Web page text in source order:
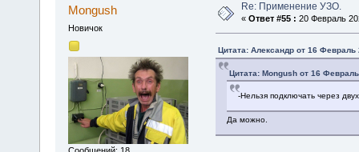
Mongush
Новичок
Re: Применение УЗО.
« Ответ #55 : 20 Февраль
Цитата: Алексaндр от 16 Февраль
Цитата: Mongush от 16
-Нельзя подключать через
Да можно.